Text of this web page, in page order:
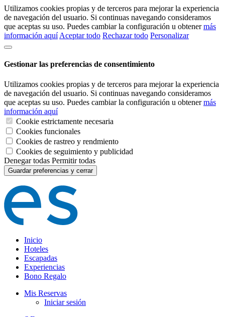
Utilizamos cookies propias y de terceros para mejorar la experiencia
de navegación del usuario. Si continuas navegando consideramos
que aceptas su uso. Puedes cambiar la configuración u obtenermás
información aquí Aceptar todo Rechazar todo Personalizar
Gestionar las preferencias de consentimiento
Utilizamos cookies propias y de terceros para mejorar la experiencia
de navegación del usuario. Si continuas navegando consideramos
que aceptas su uso. Puedes cambiar la configuración u obtenermás
información aquí
Cookie estrictamente necesaria
Cookies funcionales
Cookies de rastreo y rendmiento
Cookies de seguimiento y publicidad
Denegar todas Permitir todas
Guardar preferencias y cerrar
Inicio
Hoteles
Escapadas
Experiencias
Bono Regalo
Mis Reservas
Iniciar sesión